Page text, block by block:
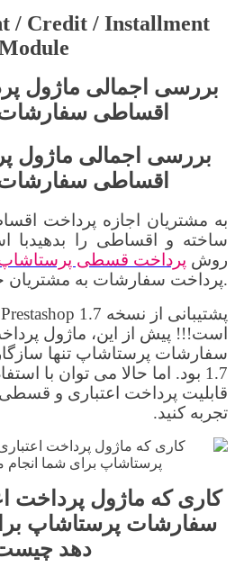
/ Credit / Installment
بررسی اجمالی ماژول
اقساطی
به مشتریان اجازه پرداخت
ساخته و اقساطی را بدهید
روش پرداخت قسطی
پرداخت سفارشات به مشتریان خود بدهید.
پشتیبانی از نسخه Prestashop 1.7
است!!! پیش از این، ماژول
سفارشات پرستاشاپ تنها
1.7 بود. اما حالا می توان با
تجربه کنید.
کاری که ماژول پرداخت
سفارشات پرستاشاپ
دهد